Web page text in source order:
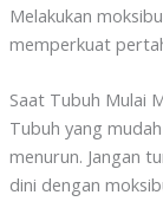
Melakukan
memperkuat
Saat Tubuh Mulai
Tubuh yang
menurun. Jangan
dini dengan